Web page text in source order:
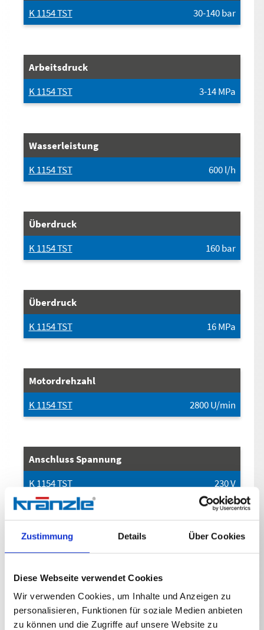
Zustimmung Details Über Cookies
Diese Webseite verwendet Cookies
Wir verwenden Cookies, um Inhalte und Anzeigen zu
personalisieren, Funktionen für soziale Medien anbieten
zu können und die Zugriffe auf unsere Website zu
K 1154 TST
30-140bar
Arbeitsdruck
K 1154 TST
3-14MPa
Wasserleistung
K 1154 TST
600l/h
Überdruck
K 1154 TST
160bar
Überdruck
K 1154 TST
16MPa
Motordrehzahl
K 1154 TST
2800U/min
Anschluss Spannung
K 1154 TST
230V
Anschluss Phase
Überdruck